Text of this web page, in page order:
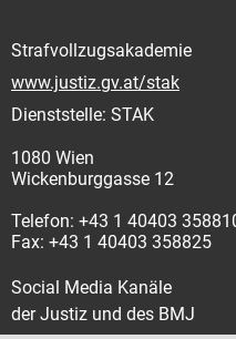
Strafvollzugsakademie
www.justiz.gv.at/stak
Dienststelle: STAK
1080 Wien
Wickenburggasse 12
Telefon: +43 1 40403
Fax: +43 1 40403 358825
Social Media Kanäle
der Justiz und des BMJ